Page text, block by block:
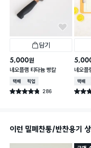
담기
5,000원
네오플램 티타늄 빵칼
택배배송매장픽업
별점 4.8점 286
건 작성
네오
6cm
택배배
별점
이런 밀폐찬통/반찬용기